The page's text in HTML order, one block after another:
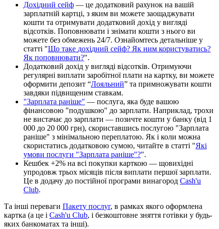
Дохідний сейф — це додатковий рахунок на вашій
зарплатній картці, з яким ви можете заощаджувати
кошти та отримувати додатковий дохід у вигляді
відсотків. Поповнювати і знімати кошти з нього ви
можете без обмежень 24/7. Ознайомтесь детальніше у
статті "Що таке дохідний сейф? Як ним користуватись?
Як поповнювати?".
Додатковий дохід у вигляді відсотків. Отримуючи
регулярні виплати заробітної плати на картку, ви можете
оформити депозит “Лояльний” та примножувати кошти
завдяки підвищеним ставкам.
"Зарплата раніше" — послуга, яка буде вашою
фінансовою "подушкою" до зарплати. Наприклад, трохи
не вистачає до зарплати — позичте кошти у банку (від 1
000 до 20 000 грн), скориставшись послугою "Зарплата
раніше" з мінімальною переплатою. Як і коли можна
скористатись додатковою сумою, читайте в статті "Які
умови послуги "Зарплата раніше"?".
Кешбек +2% на всі покупки карткою — щовихідні
упродовж трьох місяців після виплати першої зарплати.
Це в додачу до постійної програми винагород Cash'u
Club.
Та інші переваги Пакету послуг, в рамках якого оформлена
картка (а це і Cash'u Club, і безкоштовне зняття готівки у будь-
яких банкоматах та інші).